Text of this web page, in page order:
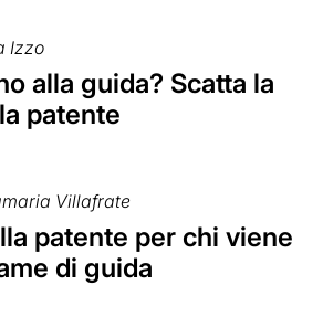
Izzo
alla guida? Scatta la
patente
Villafrate
patente per chi viene
di guida